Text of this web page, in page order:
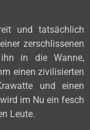
und tatsächlich
zerschlissenen
in die Wanne,
einen zivilisierten
und einen
im Nu ein fesch
Leute.